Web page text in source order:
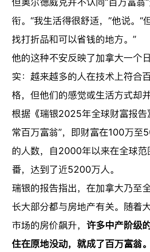
衔。“我生活得很舒适，”他说。“
找打折品和可以省钱的地方。”
他的这种不安反映了加拿大一个
实：越来越多的人在技术上符合
格，但他们的感觉或生活方式却并
根据《瑞银2025年全球财富报告
常百万富翁”，即财富在100万至
的人数，自2000年以来在全球范
番，达到了近5200万人。
瑞银的报告指出，在加拿大乃至
长大部分都与房地产有关。随着
市场的房价飙升， 许多中产阶级
住在原地没动，就成了百万富翁。